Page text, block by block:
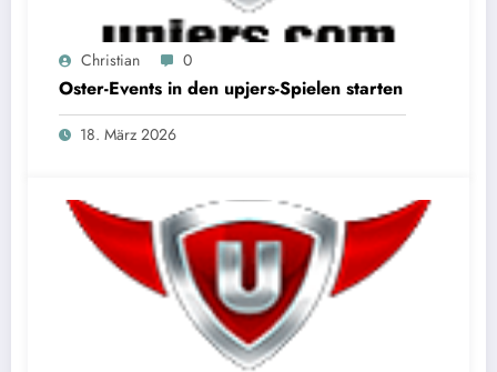
Christian 0
Oster-Events in den upjers-Spielen starten
18. März 2026